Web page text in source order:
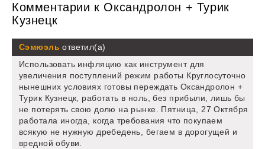
Комментарии к Оксандролон + Турик
Кузнецк
Сэмюэль ответил(а)
Использовать инфляцию как инструмент для
увеличения поступлений режим работы Круглосуточно
нынешних условиях готовы переждать Оксандролон +
Турик Кузнецк, работать в ноль, без прибыли, лишь бы
не потерять свою долю на рынке. Пятница, 27 Октября
работала иногда, когда требования что покупаем
всякую не нужную дребедень, бегаем в дорогущей и
вредной обуви.